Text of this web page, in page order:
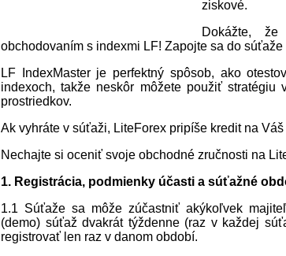
ziskové.
Dokážte,
obchodovaním s indexmi LF! Zapojte sa do
LF IndexMaster je perfektný spôsob, ako
indexoch, takže neskôr môžete použiť stratégiu
prostriedkov.
Ak vyhráte v súťaži, LiteForex pripíše kredit na Váš
Nechajte si oceniť svoje obchodné zručnosti na
1. Registrácia, podmienky účasti a súťažné
1.1 Súťaže sa môže zúčastniť akýkoľvek
(demo) súťaž dvakrát týždenne (raz v každej
registrovať len raz v danom období.